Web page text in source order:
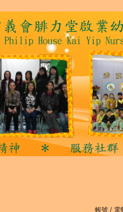
帳號 / 電